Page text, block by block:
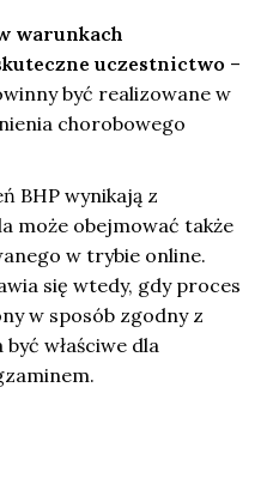
warunkach
uczestnictwo –
być realizowane w
chorobowego
BHP wynikają z
może obejmować także
w trybie online.
się wtedy, gdy proces
w sposób zgodny z
właściwe dla